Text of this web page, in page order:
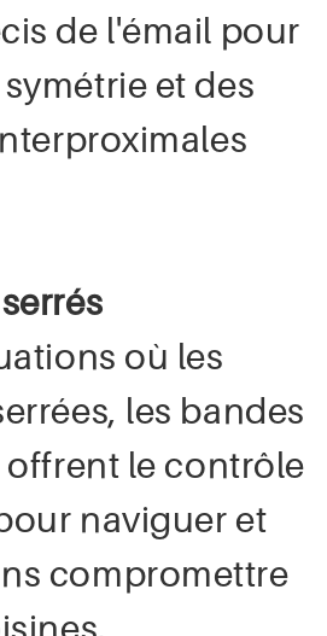
de l'émail pour
et des
où les
les bandes
le contrôle
naviguer et
compromettre